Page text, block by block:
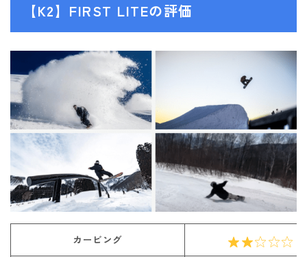
【K2】FIRST LITEの評価
カービング